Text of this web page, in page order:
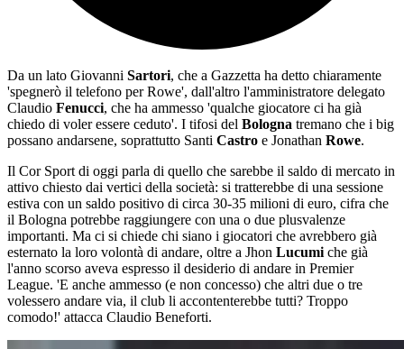
Da un lato Giovanni Sartori, che a Gazzetta ha detto chiaramente
'spegnerò il telefono per Rowe', dall'altro l'amministratore delegato
Claudio Fenucci, che ha ammesso 'qualche giocatore ci ha già
chiedo di voler essere ceduto'. I tifosi del Bologna tremano che i big
possano andarsene, soprattutto Santi Castro e Jonathan Rowe.
Il Cor Sport di oggi parla di quello che sarebbe il saldo di mercato in
attivo chiesto dai vertici della società: si tratterebbe di una sessione
estiva con un saldo positivo di circa 30-35 milioni di euro, cifra che
il Bologna potrebbe raggiungere con una o due plusvalenze
importanti. Ma ci si chiede chi siano i giocatori che avrebbero già
esternato la loro volontà di andare, oltre a Jhon Lucumi che già
l'anno scorso aveva espresso il desiderio di andare in Premier
League. 'E anche ammesso (e non concesso) che altri due o tre
volessero andare via, il club li accontenterebbe tutti? Troppo
comodo!' attacca Claudio Beneforti.